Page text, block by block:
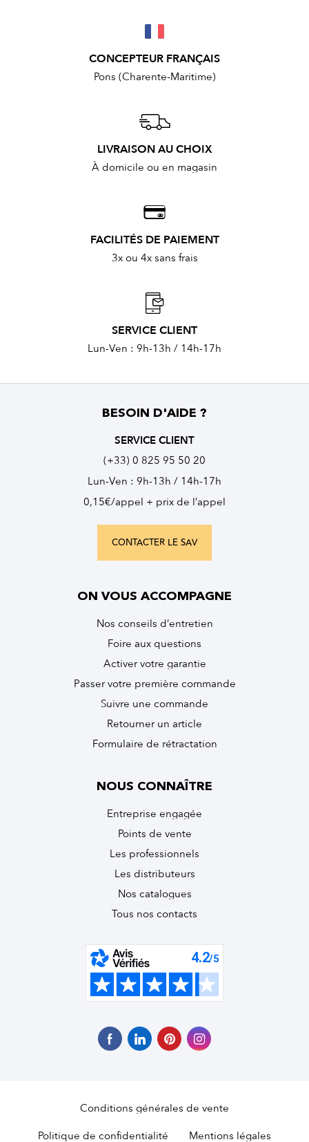
CONCEPTEUR FRANÇAIS
Pons (Charente-Maritime)
LIVRAISON AU CHOIX
À domicile ou en magasin
FACILITÉS DE PAIEMENT
3x ou 4x sans frais
SERVICE CLIENT
Lun-Ven : 9h-13h / 14h-17h
BESOIN D'AIDE ?
SERVICE CLIENT
(+33) 0 825 95 50 20
Lun-Ven : 9h-13h / 14h-17h
0,15€/appel + prix de l’appel
CONTACTER LE SAV
ON VOUS ACCOMPAGNE
Nos conseils d’entretien
Foire aux questions
Activer votre garantie
Passer votre première commande
Suivre une commande
Retourner un article
Formulaire de rétractation
NOUS CONNAÎTRE
Entreprise engagée
Points de vente
Les professionnels
Les distributeurs
Nos catalogues
Tous nos contacts
Conditions générales de vente
Politique de confidentialité Mentions légales